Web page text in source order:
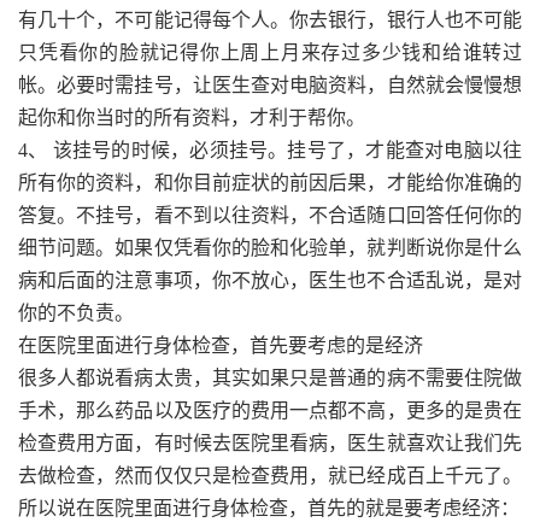
有几十个，不可能记得每个人。你去银行，银行人也不可能
只凭看你的脸就记得你上周上月来存过多少钱和给谁转过
帐。必要时需挂号，让医生查对电脑资料，自然就会慢慢想
起你和你当时的所有资料，才利于帮你。
4、 该挂号的时候，必须挂号。挂号了，才能查对电脑以往
所有你的资料，和你目前症状的前因后果，才能给你准确的
答复。不挂号，看不到以往资料，不合适随口回答任何你的
细节问题。如果仅凭看你的脸和化验单，就判断说你是什么
病和后面的注意事项，你不放心，医生也不合适乱说，是对
你的不负责。
在医院里面进行身体检查，首先要考虑的是经济
很多人都说看病太贵，其实如果只是普通的病不需要住院做
手术，那么药品以及医疗的费用一点都不高，更多的是贵在
检查费用方面，有时候去医院里看病，医生就喜欢让我们先
去做检查，然而仅仅只是检查费用，就已经成百上千元了。
所以说在医院里面进行身体检查，首先的就是要考虑经济：